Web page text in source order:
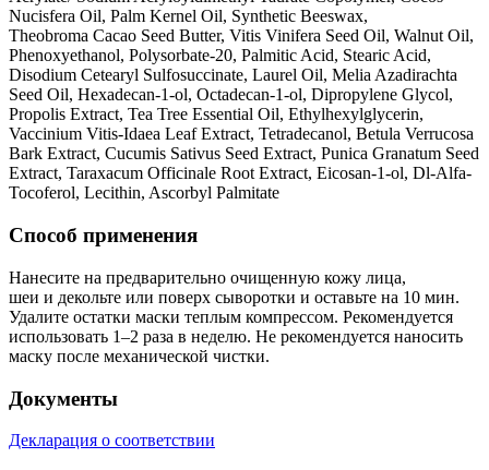
Nucisfera Oil, Palm Kernel Oil, Synthetic Beeswax,
Theobroma Cacao Seed Butter, Vitis Vinifera Seed Oil, Walnut Oil,
Phenoxyethanol, Polysorbatе-20, Palmitic Acid, Stearic Acid,
Disodium Cetearyl Sulfosuccinate, Laurel Oil, Melia Azadirachta
Seed Oil, Hexadecan-1-ol, Octadecan-1-ol, Dipropylene Glycol,
Propolis Extract, Tea Tree Essential Oil, Ethylhexylglycerin,
Vaccinium Vitis-Idaea Leaf Extract, Tetradecanol, Betula Verrucosa
Bark Extract, Cucumis Sativus Seed Extract, Punica Granatum Seed
Extract, Taraxacum Officinale Root Extract, Eicosan-1-ol, Dl-Alfa-
Tocoferol, Lecithin, Ascorbyl Palmitate
Способ применения
Нанесите на предварительно очищенную кожу лица,
шеи и декольте или поверх сыворотки и оставьте на 10 мин.
Удалите остатки маски теплым компрессом. Рекомендуется
использовать 1–2 раза в неделю. Не рекомендуется наносить
маску после механической чистки.
Документы
Декларация о соответствии